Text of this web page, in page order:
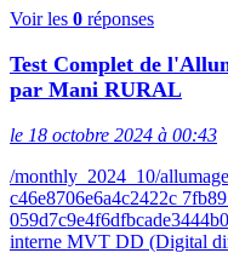
Voir les 0 réponses
Test Complet de
par Mani RURAL
le 18 octobre 2024 à 00:43
/monthly_2024_10/
c46e8706e6a4c2422c
interne MVT DD (Digital